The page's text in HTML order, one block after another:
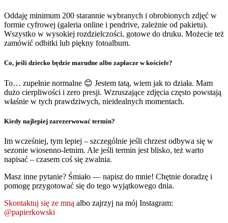
Oddaję minimum 200 starannie wybranych i obrobionych zdjęć w
formie cyfrowej (galeria online i pendrive, zależnie od pakietu).
Wszystko w wysokiej rozdzielczości, gotowe do druku. Możecie też
zamówić odbitki lub piękny fotoalbum.
Co, jeśli dziecko będzie marudne albo zapłacze w kościele?
To… zupełnie normalne 😊 Jestem tatą, wiem jak to działa. Mam
dużo cierpliwości i zero presji. Wzruszające zdjęcia często powstają
właśnie w tych prawdziwych, nieidealnych momentach.
Kiedy najlepiej zarezerwować termin?
Im wcześniej, tym lepiej – szczególnie jeśli chrzest odbywa się w
sezonie wiosenno-letnim. Ale jeśli termin jest blisko, też warto
napisać – czasem coś się zwalnia.
Masz inne pytanie? Śmiało — napisz do mnie! Chętnie doradzę i
pomogę przygotować się do tego wyjątkowego dnia.
Skontaktuj się ze mną albo zajrzyj na mój Instagram:
@papierkowski